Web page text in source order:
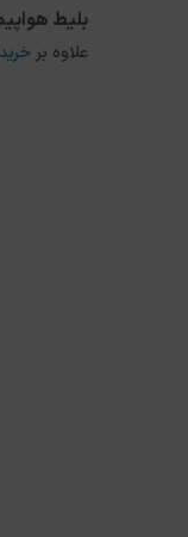
بلیط
علاوه بر